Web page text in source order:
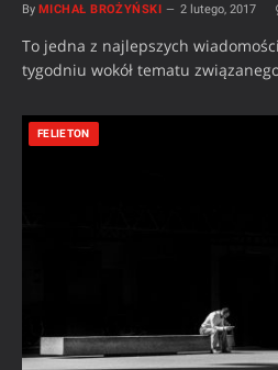
By MICHAŁ BROŻYŃSKI 2 lutego, 2017
To jedna z najlepszych
tygodniu wokół tematu
FELIETON